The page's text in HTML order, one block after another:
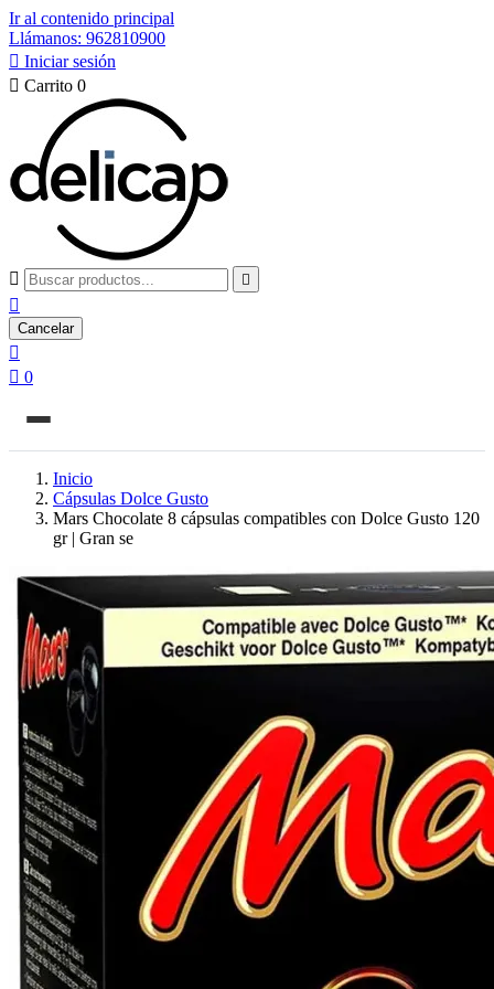
Ir al contenido principal
Llámanos: 962810900
 Iniciar sesión
 Carrito 0
 

Cancelar

 0
Inicio
Cápsulas Dolce Gusto
Mars Chocolate 8 cápsulas compatibles con Dolce Gusto 120
gr | Gran se